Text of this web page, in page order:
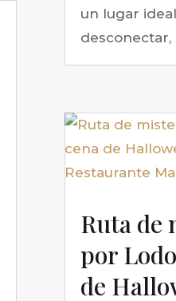
un lugar
desconectar,
Ruta de
por
de